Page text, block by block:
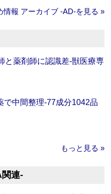
情報 アーカイブ ‐AD‐を見る »
と薬剤師に認識差‐獣医療専
で中間整理‐77成分1042品
もっと見る »
連‐